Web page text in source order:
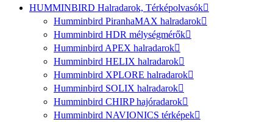
HUMMINBIRD Halradarok, Térképolvasók
Humminbird PiranhaMAX halradarok
Humminbird HDR mélységmérők
Humminbird APEX halradarok
Humminbird HELIX halradarok
Humminbird XPLORE halradarok
Humminbird SOLIX halradarok
Humminbird CHIRP hajóradarok
Humminbird NAVIONICS térképek